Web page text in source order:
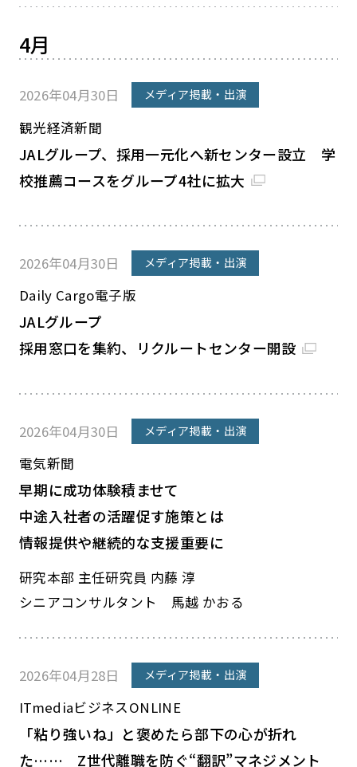
4月
2026年04月30日 メディア掲載・出演
観光経済新聞
JALグループ、採用一元化へ新センター設立 学
校推薦コースをグループ4社に拡大
2026年04月30日 メディア掲載・出演
Daily Cargo電子版
JALグループ
採用窓口を集約、リクルートセンター開設
2026年04月30日 メディア掲載・出演
電気新聞
早期に成功体験積ませて
中途入社者の活躍促す施策とは
情報提供や継続的な支援重要に
研究本部 主任研究員 内藤 淳
シニアコンサルタント 馬越 かおる
2026年04月28日 メディア掲載・出演
ITmediaビジネスONLINE
「粘り強いね」と褒めたら部下の心が折れ
た…… Z世代離職を防ぐ“翻訳”マネジメント